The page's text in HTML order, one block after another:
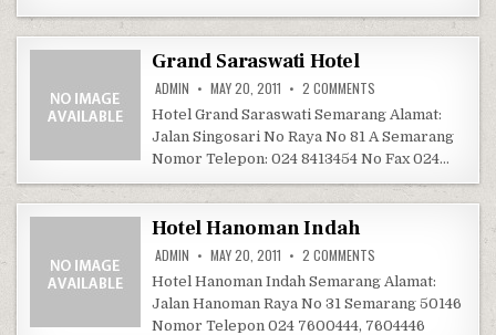
Grand Saraswati Hotel
ADMIN MAY 20, 2011 2 COMMENTS
Hotel Grand Saraswati Semarang Alamat:
Jalan Singosari No Raya No 81 A Semarang
Nomor Telepon: 024 8413454 No Fax 024…
Hotel Hanoman Indah
ADMIN MAY 20, 2011 2 COMMENTS
Hotel Hanoman Indah Semarang Alamat:
Jalan Hanoman Raya No 31 Semarang 50146
Nomor Telepon 024 7600444, 7604446